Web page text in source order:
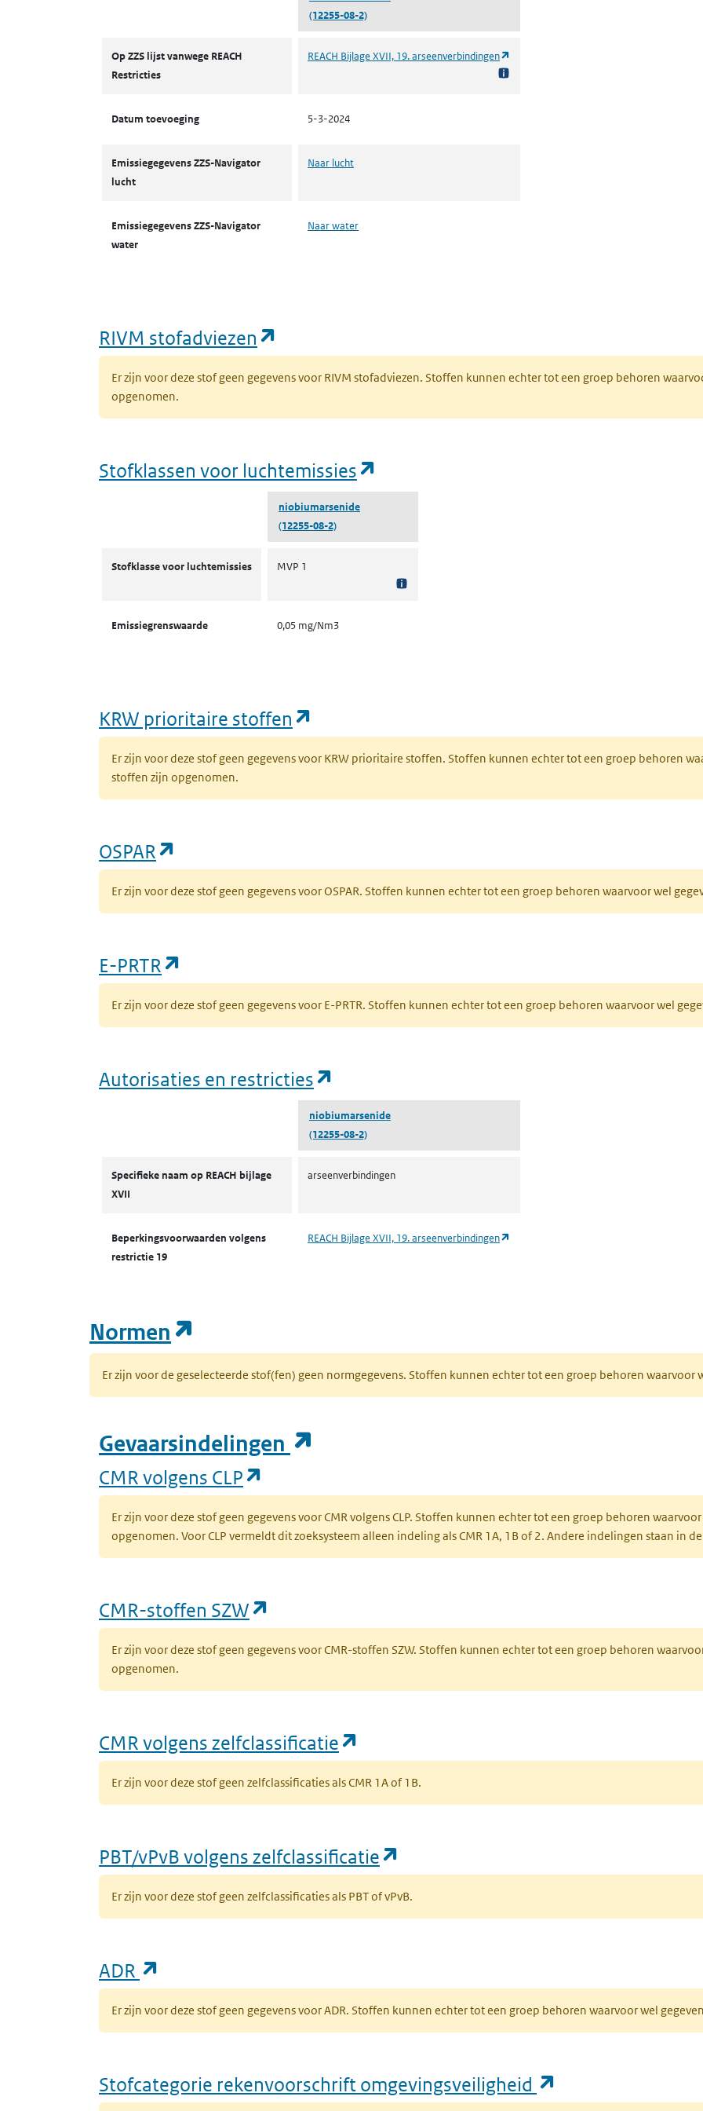
(12255-08-2)
Op ZZS lijst vanwege REACH
Restricties
REACH Bijlage XVII, 19. arseenverbindingen
Datum toevoeging 5-3-2024
Emissiegegevens ZZS-Navigator
lucht
Naar lucht
Emissiegegevens ZZS-Navigator
water
Naar water
RIVM stofadviezen
Er zijn voor deze stof geen gegevens voor RIVM stofadviezen. Stoffen kunnen echter tot een groep behoren
opgenomen.
Stofklassen voor luchtemissies
niobiumarsenide
(12255-08-2)
Stofklasse voor luchtemissies MVP 1
Emissiegrenswaarde 0,05 mg/Nm3
KRW prioritaire stoffen
Er zijn voor deze stof geen gegevens voor KRW prioritaire stoffen. Stoffen kunnen echter tot een groep behoren
stoffen zijn opgenomen.
OSPAR
Er zijn voor deze stof geen gegevens voor OSPAR. Stoffen kunnen echter tot een groep behoren waarvoor wel
E-PRTR
Er zijn voor deze stof geen gegevens voor E-PRTR. Stoffen kunnen echter tot een groep behoren waarvoor wel
Autorisaties en restricties
niobiumarsenide
(12255-08-2)
Specifieke naam op REACH bijlage
XVII
arseenverbindingen
Beperkingsvoorwaarden volgens
restrictie 19
REACH Bijlage XVII, 19. arseenverbindingen
Normen
Er zijn voor de geselecteerde stof(fen) geen normgegevens. Stoffen kunnen echter tot een groep behoren waarvoor
Gevaarsindelingen
CMR volgens CLP
Er zijn voor deze stof geen gegevens voor CMR volgens CLP. Stoffen kunnen echter tot een groep behoren
opgenomen. Voor CLP vermeldt dit zoeksysteem alleen indeling als CMR 1A, 1B of 2. Andere indelingen staan in
CMR-stoffen SZW
Er zijn voor deze stof geen gegevens voor CMR-stoffen SZW. Stoffen kunnen echter tot een groep behoren
opgenomen.
CMR volgens zelfclassificatie
Er zijn voor deze stof geen zelfclassificaties als CMR 1A of 1B.
PBT/vPvB volgens zelfclassificatie
Er zijn voor deze stof geen zelfclassificaties als PBT of vPvB.
ADR
Er zijn voor deze stof geen gegevens voor ADR. Stoffen kunnen echter tot een groep behoren waarvoor wel
Stofcategorie rekenvoorschrift omgevingsveiligheid